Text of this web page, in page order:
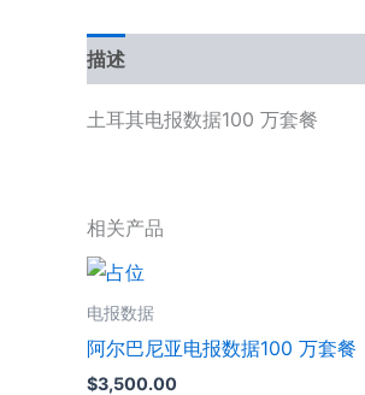
描述
土耳其电报数据100 万套餐
相关产品
电报数据
阿尔巴尼亚电报数据100 万套餐
$3,500.00